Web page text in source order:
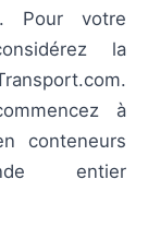
Pour votre
la
à
conteneurs
entier